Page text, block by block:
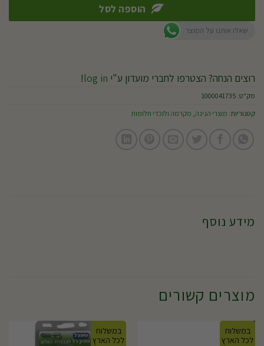
הוספה לסל
שאלו אותנו על המוצר
רוצים הנחה? הצטרפו לחברי מועדון ע"י log in
!
מק"ט: 1000041735
קטגוריות: מוצרי הגינה, מקרמה ולוכדי חלומות
מידע נוסף
מוצרים קשורים
במשלוח
לכל הארץ
במשלוח
לכל הארץ